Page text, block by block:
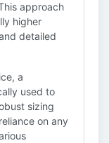
approach
higher
detailed
a
used to
sizing
on any